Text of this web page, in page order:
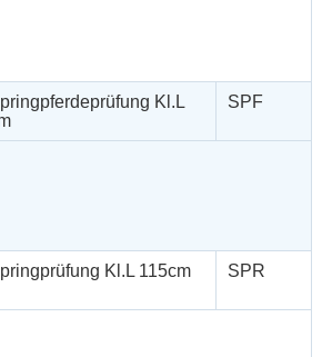
Kl.L
SPF
Kl.L 115cm SPR